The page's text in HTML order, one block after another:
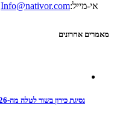
אי-מייל:Info@nativor.com
מאמרים אחרונים
נסיגת כירון בשור לטלה מה-3.8.2026 ועד ה6.1.2027